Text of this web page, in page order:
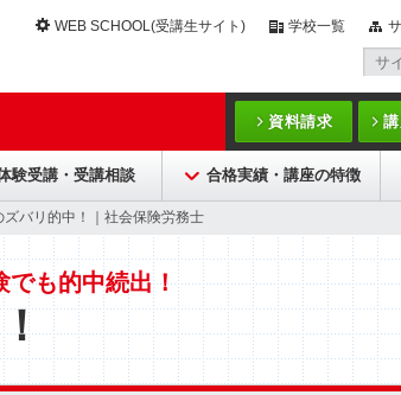
WEB SCHOOL(受講生サイト) 学校一覧
資料請求
験受講・受講相談 合格実績・講座の特徴
ズバリ的中！｜社会保険労務士
でも的中続出！